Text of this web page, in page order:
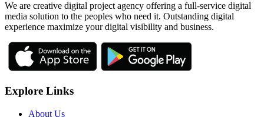
We are creative digital project agency offering a full-service digital
media solution to the peoples who need it. Outstanding digital
experience maximize your digital visibility and business.
Explore Links
About Us